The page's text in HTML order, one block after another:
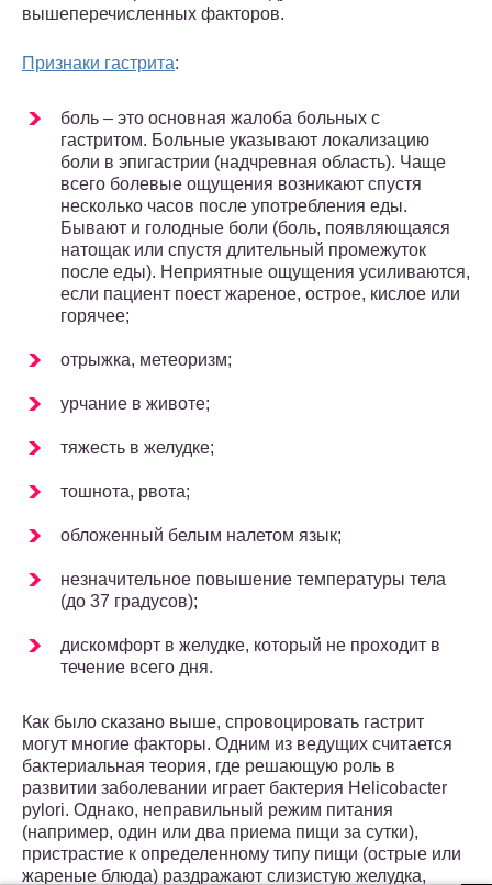
вышеперечисленных факторов.
Признаки гастрита:
боль – это основная жалоба больных с
гастритом. Больные указывают локализацию
боли в эпигастрии (надчревная область). Чаще
всего болевые ощущения возникают спустя
несколько часов после употребления еды.
Бывают и голодные боли (боль, появляющаяся
натощак или спустя длительный промежуток
после еды). Неприятные ощущения усиливаются,
если пациент поест жареное, острое, кислое или
горячее;
отрыжка, метеоризм;
урчание в животе;
тяжесть в желудке;
тошнота, рвота;
обложенный белым налетом язык;
незначительное повышение температуры тела
(до 37 градусов);
дискомфорт в желудке, который не проходит в
течение всего дня.
Как было сказано выше, спровоцировать гастрит
могут многие факторы. Одним из ведущих считается
бактериальная теория, где решающую роль в
развитии заболевании играет бактерия Helicobacter
pylori. Однако, неправильный режим питания
(например, один или два приема пищи за сутки),
пристрастие к определенному типу пищи (острые или
жареные блюда) раздражают слизистую желудка,